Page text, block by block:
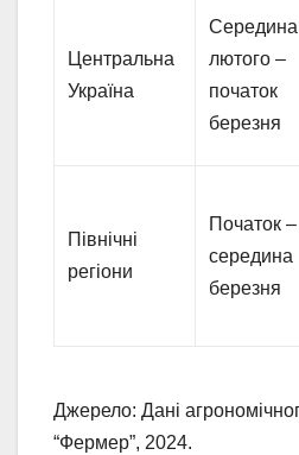
Центральна
Україна
Середина
лютого –
початок
березня
Північні
регіони
Початок –
середина
березня
Джерело: Дані
“Фермер”, 2024.